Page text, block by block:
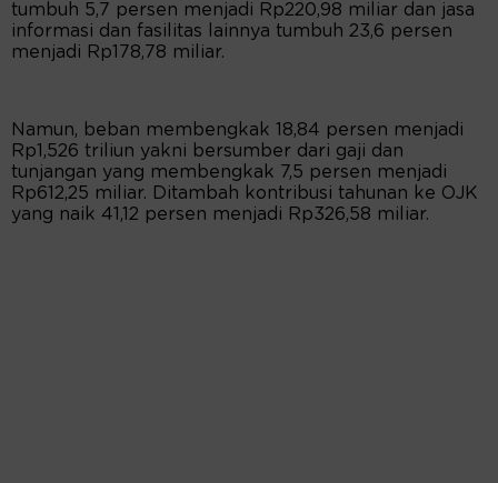
tumbuh 5,7 persen menjadi Rp220,98 miliar dan jasa
informasi dan fasilitas lainnya tumbuh 23,6 persen
menjadi Rp178,78 miliar.
Namun, beban membengkak 18,84 persen menjadi
Rp1,526 triliun yakni bersumber dari gaji dan
tunjangan yang membengkak 7,5 persen menjadi
Rp612,25 miliar. Ditambah kontribusi tahunan ke OJK
yang naik 41,12 persen menjadi Rp326,58 miliar.